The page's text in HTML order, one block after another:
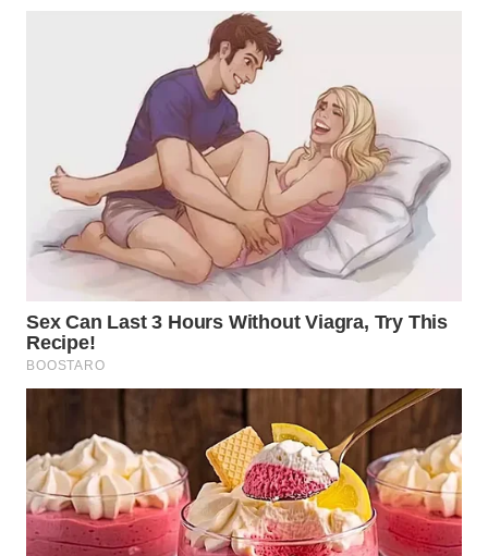
KEPULAUAN
SERIBU
WN
TANGERANG
WN
BINJAI
CIREBON
WN
INDRAMAYU